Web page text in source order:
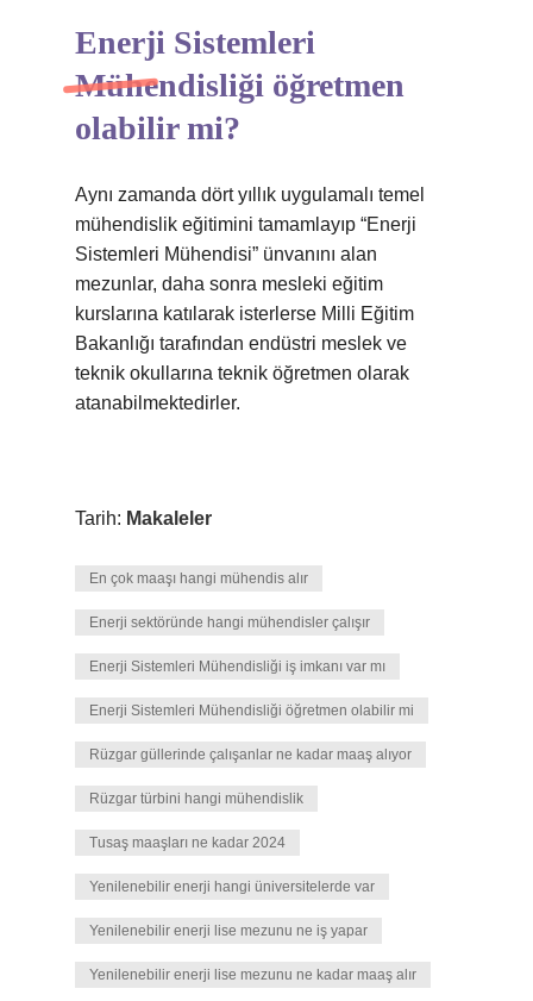
Enerji Sistemleri
Mühendisliği öğretmen
olabilir mi?
Aynı zamanda dört yıllık uygulamalı temel
mühendislik eğitimini tamamlayıp “Enerji
Sistemleri Mühendisi” ünvanını alan
mezunlar, daha sonra mesleki eğitim
kurslarına katılarak isterlerse Milli Eğitim
Bakanlığı tarafından endüstri meslek ve
teknik okullarına teknik öğretmen olarak
atanabilmektedirler.
Tarih: Makaleler
En çok maaşı hangi mühendis alır
Enerji sektöründe hangi mühendisler çalışır
Enerji Sistemleri Mühendisliği iş imkanı var mı
Enerji Sistemleri Mühendisliği öğretmen olabilir mi
Rüzgar güllerinde çalışanlar ne kadar maaş alıyor
Rüzgar türbini hangi mühendislik
Tusaş maaşları ne kadar 2024
Yenilenebilir enerji hangi üniversitelerde var
Yenilenebilir enerji lise mezunu ne iş yapar
Yenilenebilir enerji lise mezunu ne kadar maaş alır